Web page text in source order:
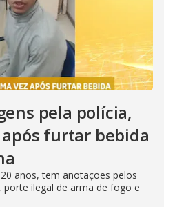
pela polícia,
furtar bebida
anos, tem anotações pelos
ilegal de arma de fogo e